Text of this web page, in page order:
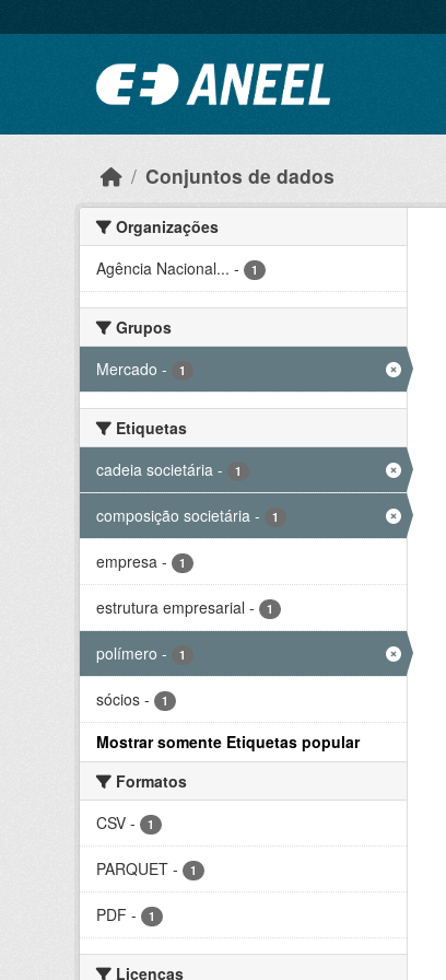
Conjuntos de dados
Organizações
Agência Nacional... - 1
Grupos
Mercado - 1
Etiquetas
cadeia societária - 1
composição societária - 1
empresa - 1
estrutura empresarial - 1
polímero - 1
sócios - 1
Mostrar somente Etiquetas popular
Formatos
CSV - 1
PARQUET - 1
PDF - 1
Licenças